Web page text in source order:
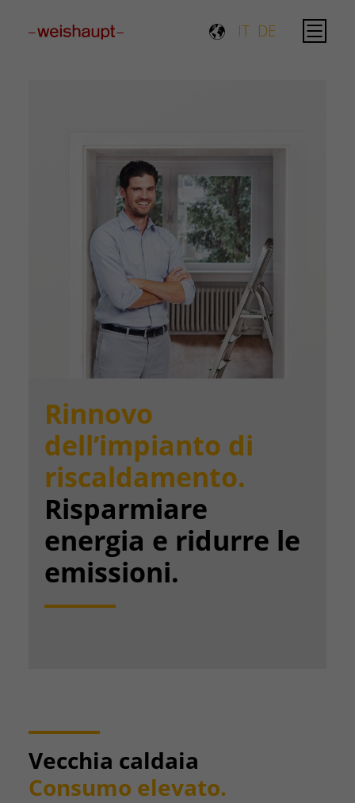
IT DE
Rinnovo
dell’impianto di
riscaldamento.
Risparmiare
energia e ridurre le
emissioni.
Vecchia caldaia
Consumo elevato.